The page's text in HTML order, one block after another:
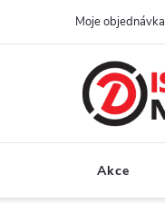
Moje objednávka
Akce